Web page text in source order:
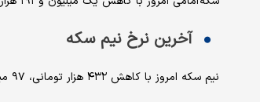
آخرین نرخ نیم سکه
نیم سکه امروز با کاهش ۴۳۲ هزار تومانی، ۹۷ میلیون و ۵۰۰ هزار تومان نرخ‌گذاری شد.